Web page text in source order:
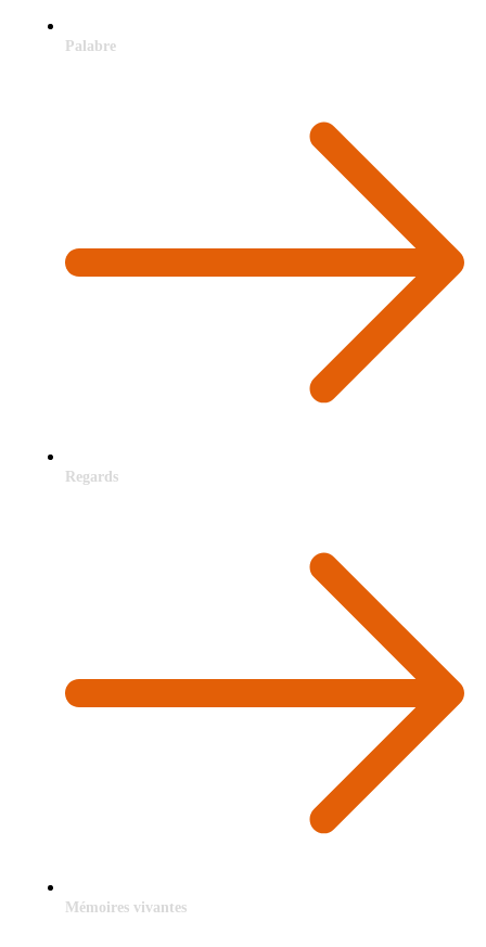
Palabre
Regards
Mémoires vivantes